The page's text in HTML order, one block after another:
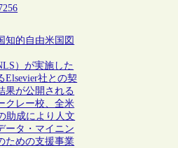
知的自由米国図
）が実施した
Elsevier社との契
果が公開される
クレー校、全米
助成により人文
ータ・マイニン
ための支援事業